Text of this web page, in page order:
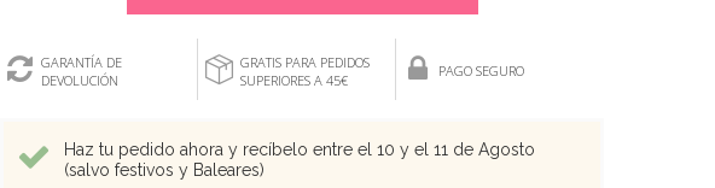
GARANTÍA DE
DEVOLUCIÓN
GRATIS PARA PEDIDOS
SUPERIORES A 45€
PAGO SEGURO
Haz tu pedido ahora y recíbelo entre el 10 y el 11 de Agosto
(salvo festivos y Baleares)